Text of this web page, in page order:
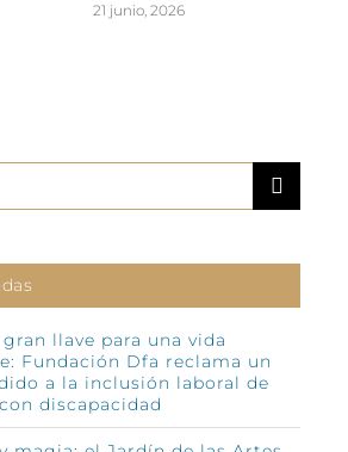
21 junio, 2026
llave para una vida
Fundación Dfa reclama un
a la inclusión laboral de
discapacidad